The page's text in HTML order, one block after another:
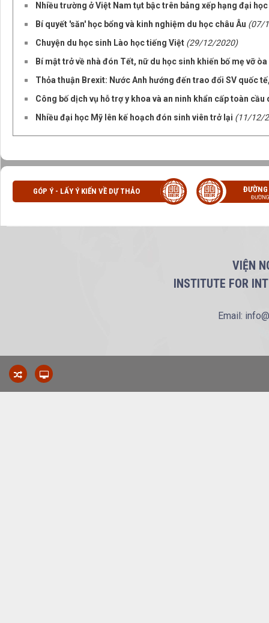
Nhiều trường ở Việt Nam tụt bậc trên bảng xếp hạng đại học
Bí quyết 'săn' học bổng và kinh nghiệm du học châu Âu (07/
Chuyện du học sinh Lào học tiếng Việt (29/12/2020)
Bí mật trở về nhà đón Tết, nữ du học sinh khiến bố mẹ vỡ òa
Thỏa thuận Brexit: Nước Anh hướng đến trao đổi SV quốc
Công bố dịch vụ hỗ trợ y khoa và an ninh khẩn cấp toàn
Nhiều đại học Mỹ lên kế hoạch đón sinh viên trở lại (11/12/
GÓP Ý - LẤY Ý KIẾN VỀ DỰ THẢO
VIỆN
INSTITUTE FOR
Email: